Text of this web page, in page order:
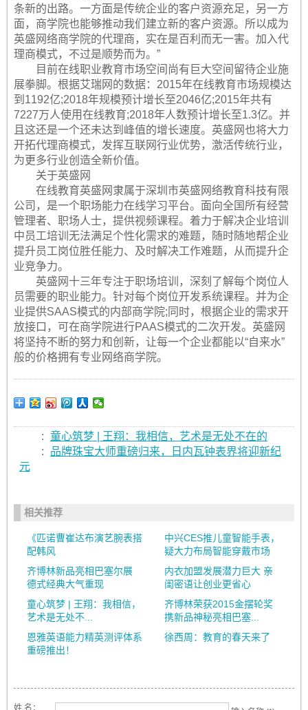
条新的出路。一方面是传统企业的客户资源充足，另一方
面，商学院也能够推动我们建立新的客户资源。所以成为
英盛网络商学院的代理商，实在是百利而无一害。加入代
理商模式，不过是顺势而为。”
目前在线职业教育市场空间尚有巨大空间留待企业施
展拳脚。根据艾瑞网的数据：2015年在线教育市场规模达
到1192亿;2018年规模预计增长至2046亿;2015年共有
7227万人使用在线教育;2018年人数预计增长至1.3亿。并
且这还是一个还未达到峰值的增长速度。英盛网也将大力
开拓代理商模式，发挥互联网行业优势，激活传统行业，
为更多行业创造全新价值。
关于英盛网
在线教育英盛网隶属于深圳市英盛网络教育科技有限
公司，是一个职场能力在线学习平台。面向全国所有经营
管理者、职场人士，提供视频课程。着力于解决企业培训
中员工培训无法满足个性化需求的难题，随时随地帮企业
提升员工岗位胜任能力、及时解决工作难题，从而提升企
业竞争力。
英盛网十三年专注于职场培训，深刻了解每个岗位人
员需要的职业能力。针对每个岗位开发系统课程。并为企
业提供SAAS模式的内部商学院;同时，根据企业的需求开
放接口，可在商学院进行PAAS模式的二次开发。英盛网
将坚持不断的努力和创新，让每一个企业都能以“自来水”
般的价格拥有专业网络商学院。
: 童心筑梦 | 王翔：我相信，艺术是无处不在的
:
品牌珠宝大师重磅归来，日内瓦钟表界将迎新纪
元
相关推荐
《匹诺曹崔达布演艺腕表搭
配韩风
中兴CES推儿童智能手表，
疑大力布局智能穿戴市场
齐博林新品亮相巴塞尔展
德式经典大气重现
内衣加盟发展潜力巨大 亲
闺密语让创业更省心
童心筑梦 | 王翔：我相信，
艺术是无处不...
齐博林荣获2015金摆轮奖
携新品神秘亮相巴塞...
恩雅英语能力精英测评体系
重磅推出！
徐西周：教育的春天来了
姓 名：